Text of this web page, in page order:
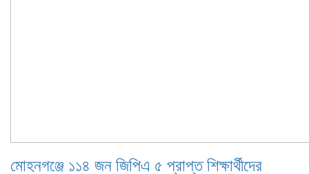
মোহনগঞ্জে ১১৪ জন জিপিএ ৫ প্রাপ্ত শিক্ষার্থীদের